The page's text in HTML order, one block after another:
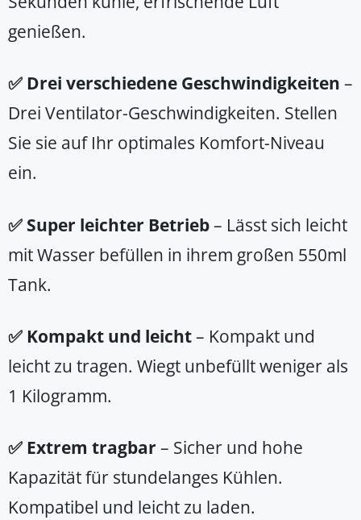
genießen.
✅ Drei verschiedene Geschwindigkeiten –
Drei Ventilator-Geschwindigkeiten. Stellen
Sie sie auf Ihr optimales Komfort-Niveau
ein.
✅ Super leichter Betrieb– Lässt sich leicht
mit Wasser befüllen in ihrem großen 550ml
Tank.
✅ Kompakt und leicht– Kompakt und
leicht zu tragen. Wiegt unbefüllt weniger als
1 Kilogramm.
✅ Extrem tragbar – Sicher und hohe
Kapazität für stundelanges Kühlen.
Kompatibel und leicht zu laden.